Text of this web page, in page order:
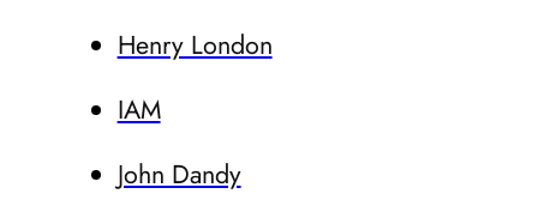
Henry London
IAM
John Dandy